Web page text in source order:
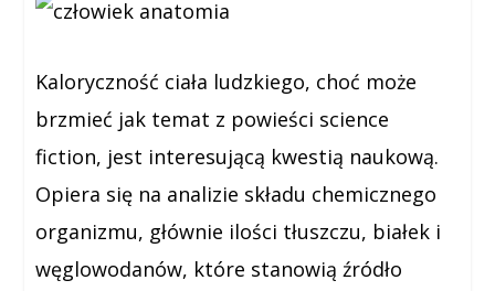
Kaloryczność ciała ludzkiego, choć może
brzmieć jak temat z powieści science
fiction, jest interesującą kwestią naukową.
Opiera się na analizie składu chemicznego
organizmu, głównie ilości tłuszczu, białek i
węglowodanów, które stanowią źródło